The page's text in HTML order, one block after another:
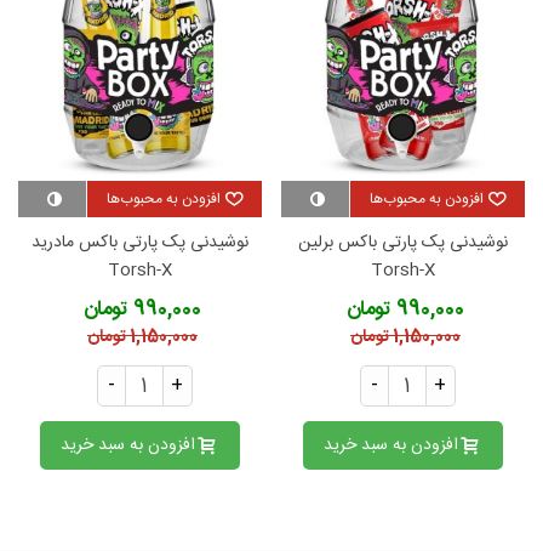
افزودن به محبوب‌ها
نوشیدنی پک پارتی باکس برلین
Torsh-X
990,000 تومان
1,150,000 تومان
- +
افزودن به سبد خرید
افزودن به محبوب‌ها
نوشیدنی پک پارتی باکس مادرید
Torsh-X
990,000 تومان
1,150,000 تومان
- +
افزودن به سبد خرید